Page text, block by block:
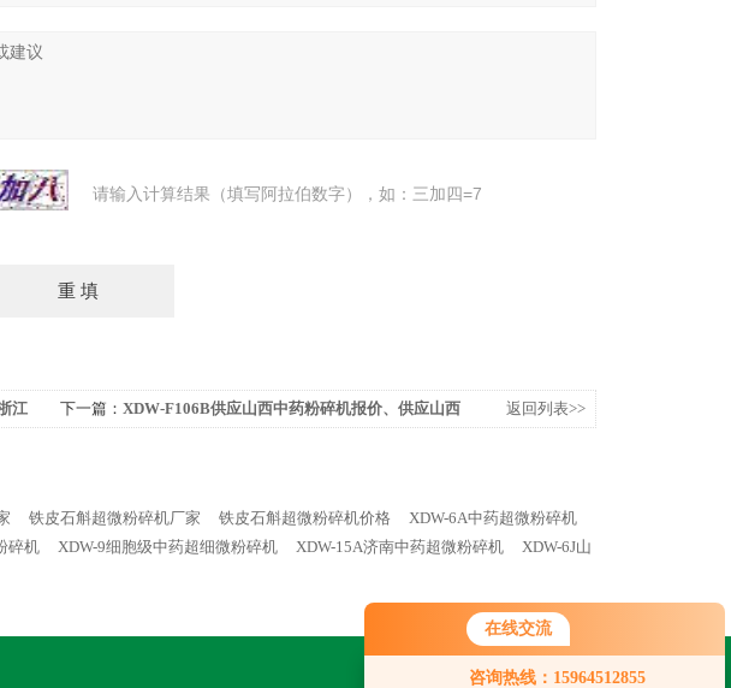
在线交流
咨询热线：15964512855
请输入计算结果（填写阿拉伯数字），如：三加四=7
江
下一篇： XDW-F106B供应山西中药粉碎机报价、供应山西
返回列表>>
铁皮石斛超微粉碎机厂家 铁皮石斛超微粉碎机价格
XDW-6A中药超微粉碎机
碎机 XDW-9细胞级中药超细微粉碎机 XDW-15A济南中药超微粉碎机
XDW-6J山